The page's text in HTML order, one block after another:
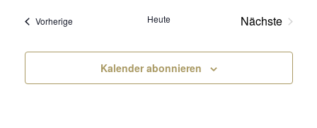
VorherigeVeranstaltungen Heute
Nächste
Kalender abonnieren